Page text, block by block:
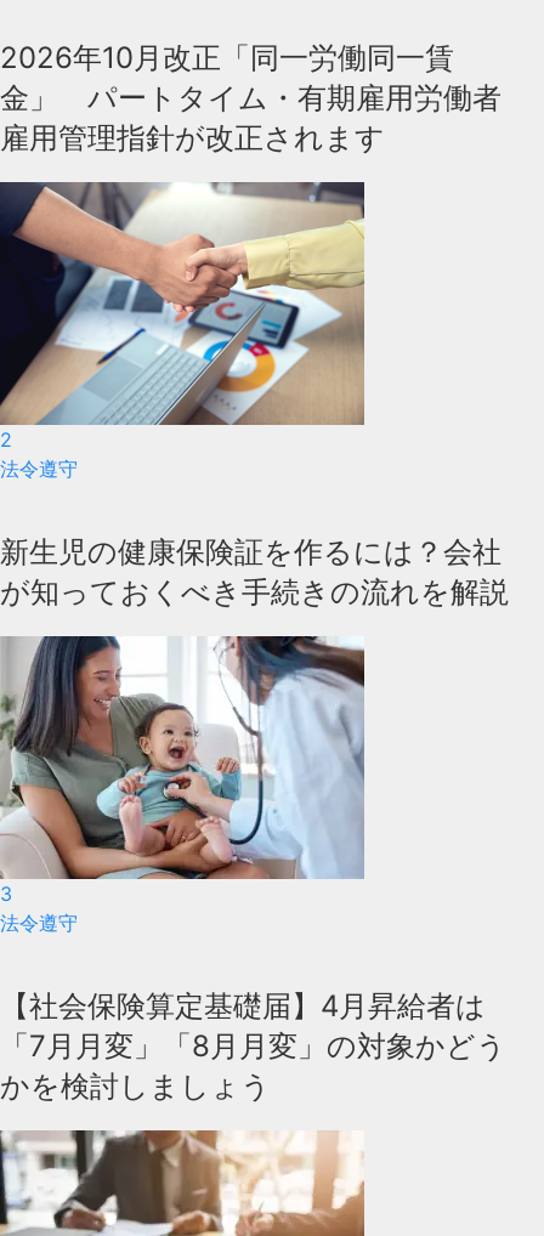
2026年10月改正「同一労働同一賃
金」 パートタイム・有期雇用労働者
雇用管理指針が改正されます
2
法令遵守
新生児の健康保険証を作るには？会社
が知っておくべき手続きの流れを解説
3
法令遵守
【社会保険算定基礎届】4月昇給者は
「7月月変」「8月月変」の対象かどう
かを検討しましょう